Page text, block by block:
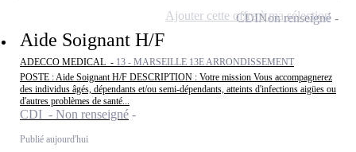
Aide Soignant H/F
ADECCO MEDICAL - 13 - MARSEILLE 13E ARRONDISSEMENT
POSTE : Aide Soignant H/F DESCRIPTION : Votre mission Vous accompagnerez
des individus âgés, dépendants et/ou semi-dépendants, atteints d'infections aigües ou
d'autres problèmes de santé...
CDI - Non renseigné
Publié aujourd'hui
CDINon renseigné
Ajouter cette offre à ma sélection